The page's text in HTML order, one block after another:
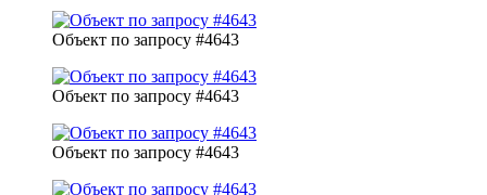
Объект по запросу #4643
Объект по запросу #4643
Объект по запросу #4643